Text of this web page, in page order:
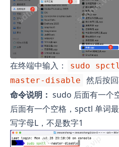
在终端中输入：
sudo
master-disable
然后按
命令说明： sudo 后面有一个
后面有一个空格，spctl 单词
写字母L，不是数字1